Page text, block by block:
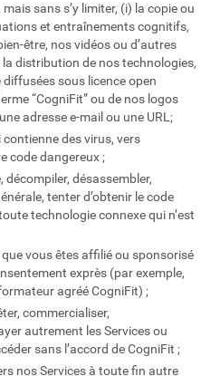
sans s’y limiter, (i) la copie ou
et entraînements cognitifs,
être, nos vidéos ou d’autres
distribution de nos technologies,
diffusées sous licence open
“CogniFit” ou de nos logos
adresse e-mail ou une URL;
des virus, vers
code dangereux ;
décompiler, désassembler,
tenter d’obtenir le code
technologie connexe qui n’est
vous êtes affilié ou sponsorisé
exprès (par exemple,
agréé CogniFit) ;
commercialiser,
autrement les Services ou
sans l’accord de CogniFit ;
nos Services à toute fin autre